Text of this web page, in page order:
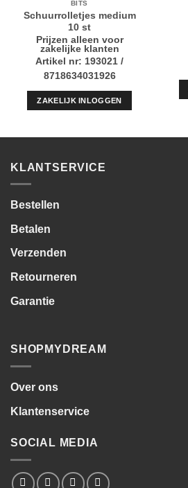
BITS
Schuurrolletjes medium
10 st
Prijzen alleen voor
zakelijke klanten
Artikel nr: 193021 /
8718634031926
ZAKELIJK INLOGGEN
KLANTSERVICE
Bestellen
Betalen
Verzenden
Retourneren
Garantie
SHOPMYDREAM
Over ons
Klantenservice
SOCIAL MEDIA